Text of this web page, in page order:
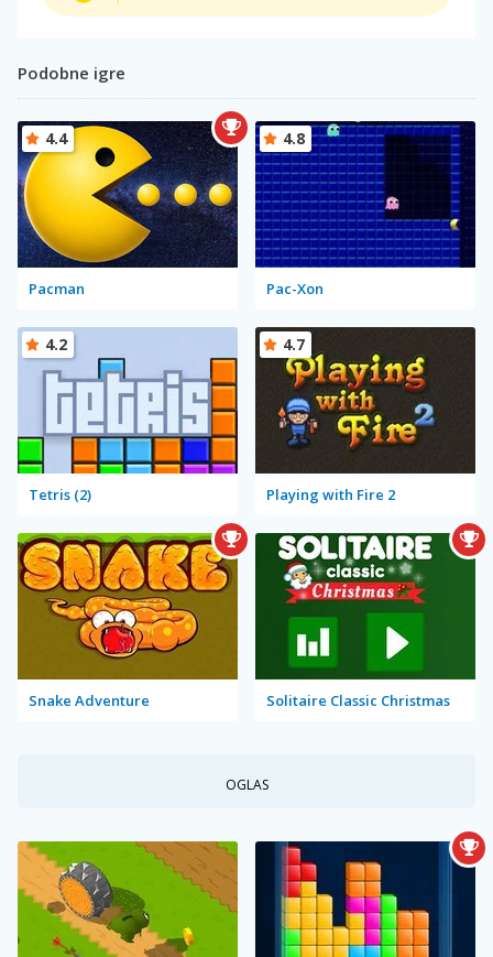
Podobne igre
Pacman
4.4
Pac-Xon
4.8
Tetris (2)
4.2
Playing with Fire 2
4.7
Snake Adventure Solitaire Classic Christmas
OGLAS